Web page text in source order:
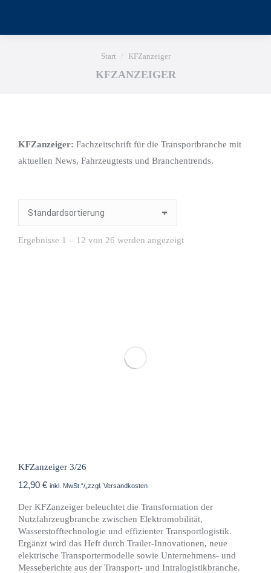
Sie befinden sich hier:
Start KFZanzeiger
KFZANZEIGER
KFZanzeiger: Fachzeitschrift für die Transportbranche mit
aktuellen News, Fahrzeugtests und Branchentrends.
Ergebnisse 1 – 12 von 26 werden angezeigt
KFZanzeiger 3/26
12,90 € inkl. MwSt.“/„zzgl. Versandkosten
Der KFZanzeiger beleuchtet die Transformation der
Nutzfahrzeugbranche zwischen Elektromobilität,
Wasserstofftechnologie und effizienter Transportlogistik.
Ergänzt wird das Heft durch Trailer-Innovationen, neue
elektrische Transportermodelle sowie Unternehmens- und
Messeberichte aus der Transport- und Intralogistikbranche.